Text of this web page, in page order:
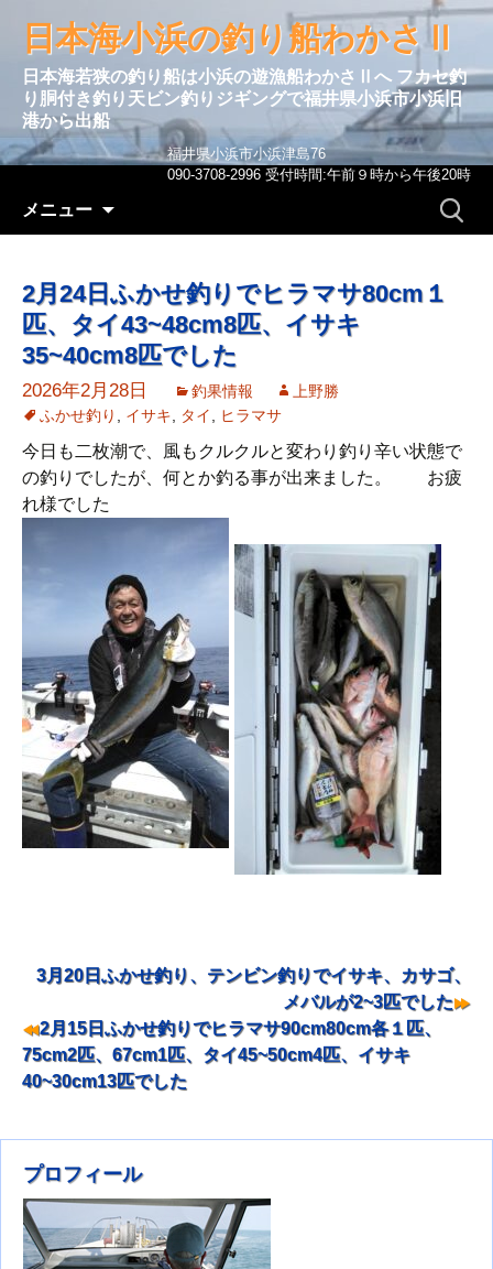
日本海小浜の釣り船わかさⅡ
日本海若狭の釣り船は小浜の遊漁船わかさⅡへ フカセ釣
り胴付き釣り天ビン釣りジギングで福井県小浜市小浜旧
港から出船
福井県小浜市小浜津島76
090-3708-2996 受付時間:午前９時から午後20時
メニュー
検
2月24日ふかせ釣りでヒラマサ80cm１
匹、タイ43~48cm8匹、イサキ
35~40cm8匹でした
2026年2月28日 釣果情報
上野勝
ふかせ釣り
イサキ タイ ヒラマサ
今日も二枚潮で、風もクルクルと変わり釣り辛い状態で
の釣りでしたが、何とか釣る事が出来ました。 お疲
れ様でした
投稿ナビゲーション
3月20日ふかせ釣り、テンビン釣りでイサキ、カサゴ、
メバルが2~3匹でした
2月15日ふかせ釣りでヒラマサ90cm80cm各１匹、
75cm2匹、67cm1匹、タイ45~50cm4匹、イサキ
40~30cm13匹でした
プロフィール